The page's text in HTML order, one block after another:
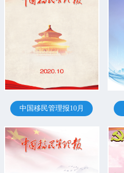
中国移民管理报10月